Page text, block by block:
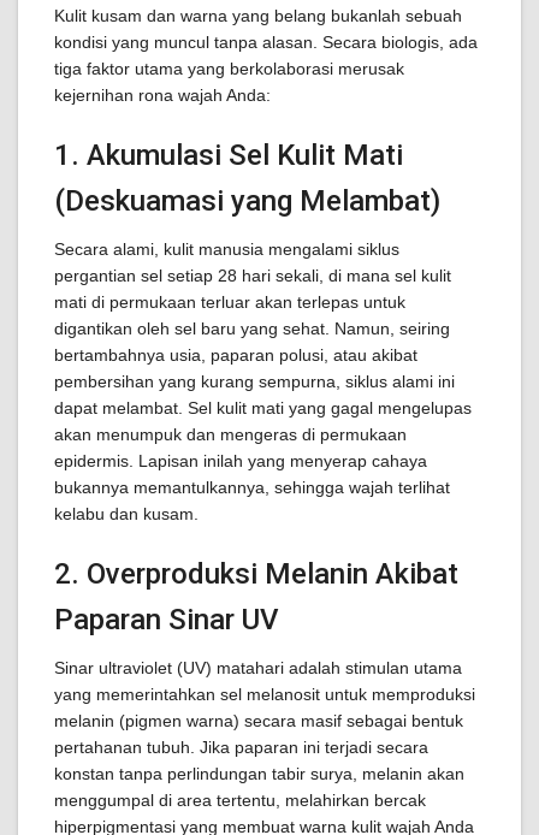
Kulit kusam dan warna yang belang bukanlah sebuah
kondisi yang muncul tanpa alasan. Secara biologis, ada
tiga faktor utama yang berkolaborasi merusak
kejernihan rona wajah Anda:
1. Akumulasi Sel Kulit Mati
(Deskuamasi yang Melambat)
Secara alami, kulit manusia mengalami siklus
pergantian sel setiap 28 hari sekali, di mana sel kulit
mati di permukaan terluar akan terlepas untuk
digantikan oleh sel baru yang sehat. Namun, seiring
bertambahnya usia, paparan polusi, atau akibat
pembersihan yang kurang sempurna, siklus alami ini
dapat melambat. Sel kulit mati yang gagal mengelupas
akan menumpuk dan mengeras di permukaan
epidermis. Lapisan inilah yang menyerap cahaya
bukannya memantulkannya, sehingga wajah terlihat
kelabu dan kusam.
2. Overproduksi Melanin Akibat
Paparan Sinar UV
Sinar ultraviolet (UV) matahari adalah stimulan utama
yang memerintahkan sel melanosit untuk memproduksi
melanin (pigmen warna) secara masif sebagai bentuk
pertahanan tubuh. Jika paparan ini terjadi secara
konstan tanpa perlindungan tabir surya, melanin akan
menggumpal di area tertentu, melahirkan bercak
hiperpigmentasi yang membuat warna kulit wajah Anda